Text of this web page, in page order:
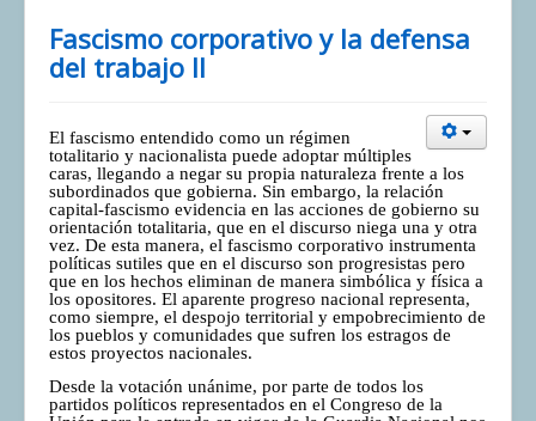
Fascismo corporativo y la defensa
del trabajo II
El fascismo entendido como un régimen
totalitario y nacionalista puede adoptar múltiples
caras, llegando a negar su propia naturaleza frente a los
subordinados que gobierna. Sin embargo, la relación
capital-fascismo evidencia en las acciones de gobierno su
orientación totalitaria, que en el discurso niega una y otra
vez. De esta manera, el fascismo corporativo instrumenta
políticas sutiles que en el discurso son progresistas pero
que en los hechos eliminan de manera simbólica y física a
los opositores. El aparente progreso nacional representa,
como siempre, el despojo territorial y empobrecimiento de
los pueblos y comunidades que sufren los estragos de
estos proyectos nacionales.
Desde la votación unánime, por parte de todos los
partidos políticos representados en el Congreso de la